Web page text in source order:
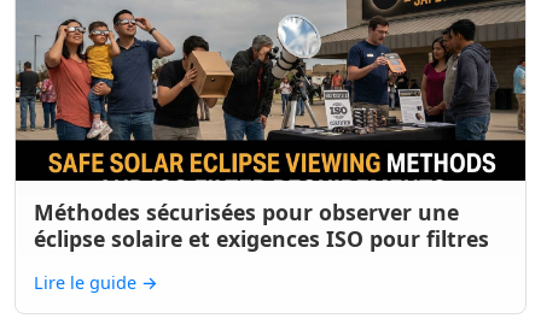
Méthodes sécurisées pour observer une
éclipse solaire et exigences ISO pour filtres
Lire le guide →